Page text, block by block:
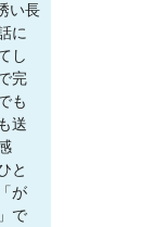
い長
に
し
完
も
送
と
が
で